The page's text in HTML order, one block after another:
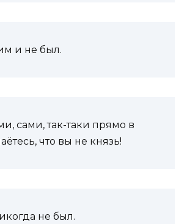
и не был.
сами, так-таки прямо в
что вы не князь!
не был.